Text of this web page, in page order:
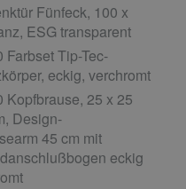
Fünfeck, 100 x
ESG transparent
Tip-Tec-
eckig, verchromt
25 x 25
Design-
45 cm mit
eckig